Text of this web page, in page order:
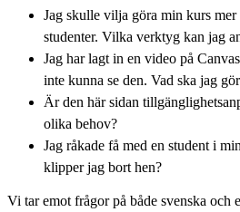
Jag skulle vilja göra min kurs
studenter. Vilka verktyg kan jag
Jag har lagt in en video på
inte kunna se den. Vad ska jag
Är den här sidan
olika behov?
Jag råkade få med en student i
klipper jag bort hen?
Vi tar emot frågor på både svenska och